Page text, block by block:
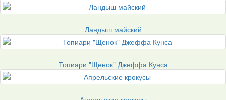
Ландыш майский
Топиари "Щенок" Джеффа Кунса